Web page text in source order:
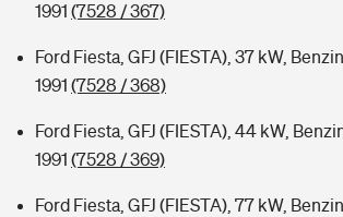
1991 (7528 / 367)
Ford Fiesta, GFJ (FIESTA), 37 kW,
1991 (7528 / 368)
Ford Fiesta, GFJ (FIESTA), 44 kW,
1991 (7528 / 369)
Ford Fiesta, GFJ (FIESTA), 77 kW,